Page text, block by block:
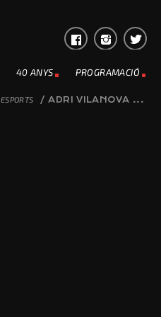
40 ANYS PROGRAMACIÓ
ESPORTS / ADRI VILANOVA ...